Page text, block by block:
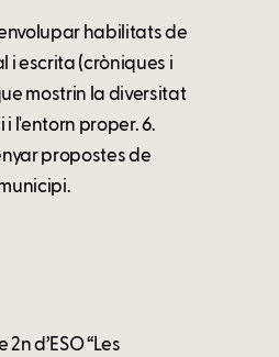
habilitats de
i escrita (cròniques i
mostrin la diversitat
l'entorn proper. 6.
propostes de
d’ESO “Les